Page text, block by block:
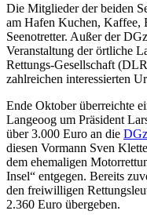
Die Mitglieder der beiden
am Hafen Kuchen, Kaffee,
Seenotretter. Außer der
Veranstaltung der örtliche
Rettungs-Gesellschaft
zahlreichen interessierten
Ende Oktober überreichte
Langeoog um Präsident
über 3.000 Euro an die
diesen Vormann Sven
dem ehemaligen
Insel“ entgegen. Bereits
den freiwilligen
2.360 Euro übergeben.